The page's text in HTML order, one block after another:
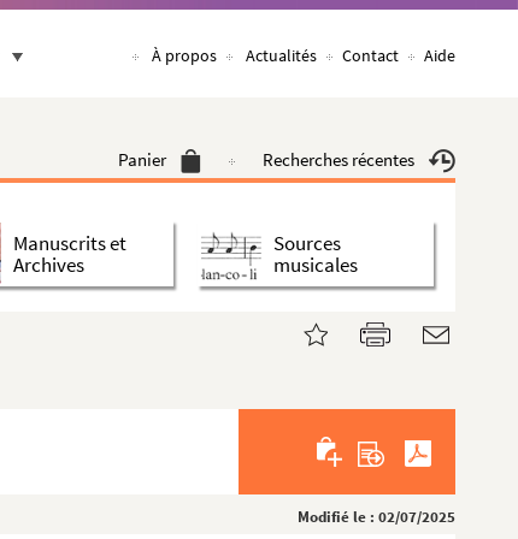
À propos Actualités Contact Aide
Panier Recherches récentes
Manuscrits et
Archives
Sources
musicales
Modifié le : 02/07/2025